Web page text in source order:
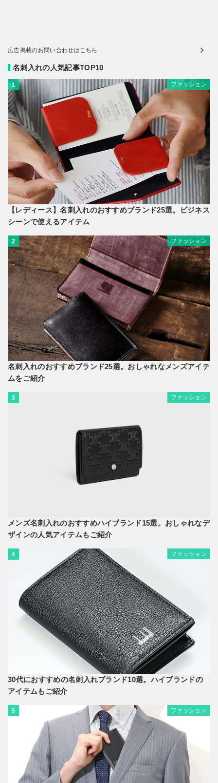
広告掲載のお問い合わせはこちら
名刺入れの人気記事TOP10
1 ファッション
【レディース】名刺入れのおすすめブランド25選。ビジネス
シーンで使えるアイテム
2 ファッション
名刺入れのおすすめブランド25選。おしゃれなメンズアイテ
ムをご紹介
3 ファッション
メンズ名刺入れのおすすめハイブランド15選。おしゃれなデ
ザインの人気アイテムもご紹介
4 ファッション
30代におすすめの名刺入れブランド10選。ハイブランドの
アイテムもご紹介
5 ファッション